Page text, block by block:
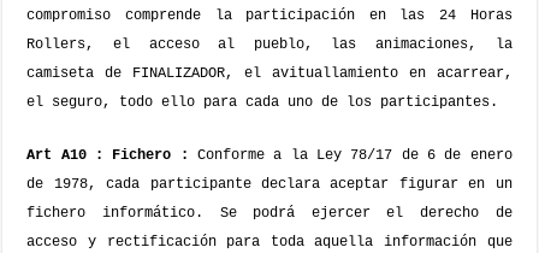
compromiso comprende la participación en las 24 Horas
Rollers, el acceso al pueblo, las animaciones, la
camiseta de FINALIZADOR, el avituallamiento en acarrear,
el seguro, todo ello para cada uno de los participantes.
Art A10 : Fichero :
Conforme a la Ley 78/17 de 6 de enero
de 1978, cada participante declara aceptar figurar en un
fichero informático. Se podrá ejercer el derecho de
acceso y rectificación para toda aquella información que